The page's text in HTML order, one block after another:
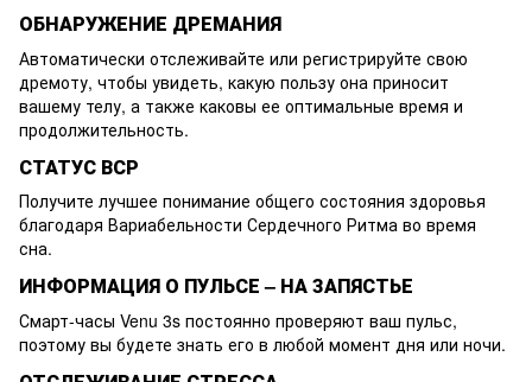
ОБНАРУЖЕНИЕ ДРЕМАНИЯ
Автоматически отслеживайте или регистрируйте свою
дремоту, чтобы увидеть, какую пользу она приносит
вашему телу, а также каковы ее оптимальные время и
продолжительность.
СТАТУС ВСР
Получите лучшее понимание общего состояния здоровья
благодаря Вариабельности Сердечного Ритма во время
сна.
ИНФОРМАЦИЯ О ПУЛЬСЕ – НА ЗАПЯСТЬЕ
Смарт-часы Venu 3s постоянно проверяют ваш пульс,
поэтому вы будете знать его в любой момент дня или ночи.